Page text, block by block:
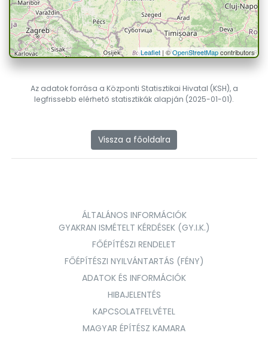
Leaflet| ©OpenStreetMapcontributors
Az adatok forrása a Központi Statisztikai Hivatal (KSH), a
legfrissebb elérhető statisztikák alapján (2025-01-01).
Vissza a főoldalra
ÁLTALÁNOS INFORMÁCIÓK
GYAKRAN ISMÉTELT KÉRDÉSEK (GY.I.K.)
FŐÉPÍTÉSZI RENDELET
FŐÉPÍTÉSZI NYILVÁNTARTÁS (FÉNY)
ADATOK ÉS INFORMÁCIÓK
HIBAJELENTÉS
KAPCSOLATFELVÉTEL
MAGYAR ÉPÍTÉSZ KAMARA